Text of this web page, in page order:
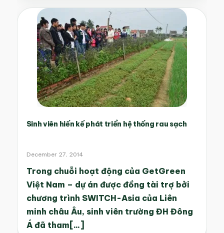
Sinh viên hiến kế phát triển hệ thống rau sạch
December 27, 2014
Trong chuỗi hoạt động của GetGreen
Việt Nam – dự án được đồng tài trợ bởi
chương trình SWITCH-Asia của Liên
minh châu Âu, sinh viên trường ĐH Đông
Á đã tham[...]